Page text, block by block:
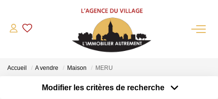
QUI SOMMES-NOUS?
L'agence
Notre Équipe
Accueil A vendre Maison MERU
Modifier les critères de recherche